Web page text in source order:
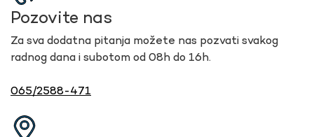
Pozovite nas
Za sva dodatna pitanja možete nas pozvati svakog
radnog dana i subotom od 08h do 16h.
065/2588-471